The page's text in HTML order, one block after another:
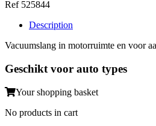
Ref 525844
Description
Vacuumslang in motorruimte en voor
Geschikt voor auto types
Your shopping basket
No products in cart